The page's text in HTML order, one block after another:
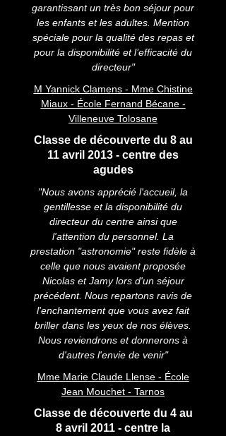
garantissant un très bon séjour pour
les enfants et les adultes. Mention
spéciale pour la qualité des repas et
pour la disponibilité et l’efficacité du
directeur"
M Yannick Clamens - Mme Chistine
Miaux - École Fernand Bécane -
Villeneuve Tolosane
Classe de découverte du 8 au
11 avril 2013 - centre des
agudes
"Nous avons apprécié l'accueil, la
gentillesse et la disponibilité du
directeur du centre ainsi que
l'attention du personnel. La
prestation "astronomie" reste fidèle à
celle que nous avaient proposée
Nicolas et Jamy lors d'un séjour
précédent. Nous repartons ravis de
l'enchantement que vous avez fait
briller dans les yeux de nos élèves.
Nous reviendrons et donnerons à
d'autres l'envie de venir"
Mme Marie Claude Llense - École
Jean Mouchet - Tarnos
Classe de découverte du 4 au
8 avril 2011 - centre la